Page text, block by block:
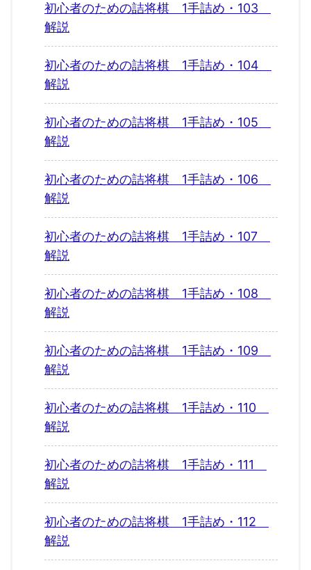
初心者のための詰将棋 1手詰め・103
解説
初心者のための詰将棋 1手詰め・104
解説
初心者のための詰将棋 1手詰め・105
解説
初心者のための詰将棋 1手詰め・106
解説
初心者のための詰将棋 1手詰め・107
解説
初心者のための詰将棋 1手詰め・108
解説
初心者のための詰将棋 1手詰め・109
解説
初心者のための詰将棋 1手詰め・110
解説
初心者のための詰将棋 1手詰め・111
解説
初心者のための詰将棋 1手詰め・112
解説